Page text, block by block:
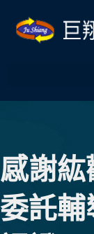
感謝紘
委託輔